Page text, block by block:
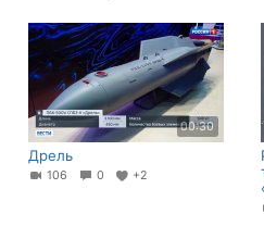
00:30
Дрель
106 0 +2